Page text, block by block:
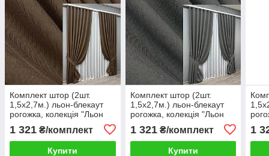
Комплект штор (2шт.
1,5х2,7м.) льон-блекаут
рогожка, колекція "Льон
коричневий. Код 277ш 30-
053
1 321 ₴/комплект
Купити
Комплект штор (2шт.
1,5х2,7м.) льон-блекаут
рогожка, колекція "Льон
Мішковина". Колір сірий.
Код 1220ш 33-0038
1 321₴/комплект
Купити
1